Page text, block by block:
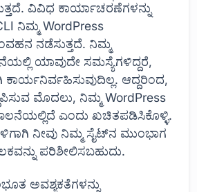
ವಿವಿಧ ಕಾರ್ಯಾಚರಣೆಗಳನ್ನು
ನಿಮ್ಮ WordPress
ನಡೆಸುತ್ತದೆ. ನಿಮ್ಮ
ಯಾವುದೇ ಸಮಸ್ಯೆಗಳಿದ್ದರೆ,
ಆದ್ದರಿಂದ,
ಮೊದಲು, ನಿಮ್ಮ WordPress
ಎಂದು ಖಚಿತಪಡಿಸಿಕೊಳ್ಳಿ.
ನೀವು ನಿಮ್ಮ ಸೈಟ್‌ನ ಮುಂಭಾಗ
ಪರಿಶೀಲಿಸಬಹುದು.
ಅವಶ್ಯಕತೆಗಳನ್ನು